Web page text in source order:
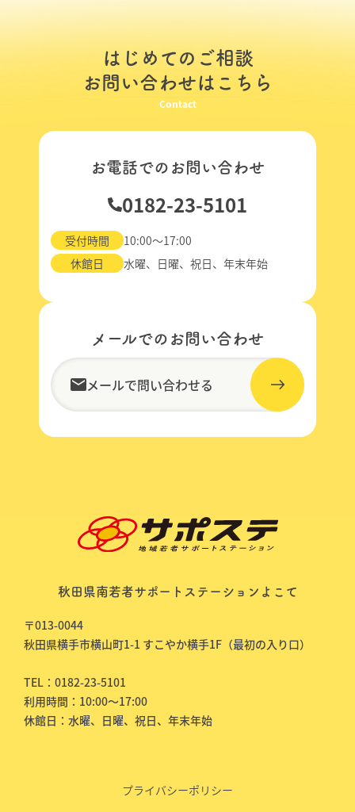
はじめてのご相談
お問い合わせはこちら
Contact
お電話でのお問い合わせ
0182-23-5101
受付時間
10:00～17:00
休館日
水曜、日曜、祝日、年末年始
メールでのお問い合わせ
メールで問い合わせる
秋田県南若者サポートステーションよこて
〒013-0044
秋田県横手市横山町1-1 すこやか横手1F（最初の入り口）
TEL：0182-23-5101
利用時間：10:00～17:00
休館日：水曜、日曜、祝日、年末年始
プライバシーポリシー